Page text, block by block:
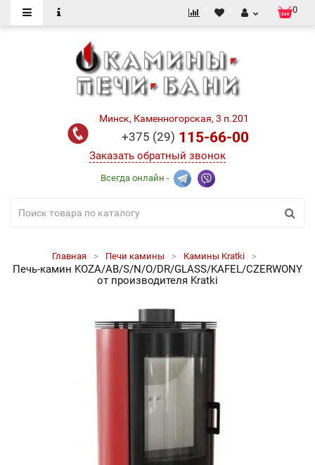
0
Минск, Каменногорская, 3 п.201
+375 (29) 115-66-00
Заказать обратный звонок
Всегда онлайн -
Главная Печи камины Камины Kratki
Печь-камин KOZA/AB/S/N/O/DR/GLASS/KAFEL/CZERWONY
от производителя Kratki